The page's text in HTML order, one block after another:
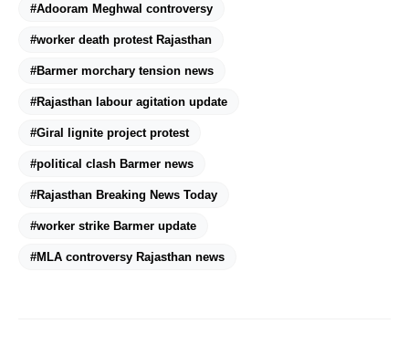
#Adooram Meghwal controversy
#worker death protest Rajasthan
#Barmer morchary tension news
#Rajasthan labour agitation update
#Giral lignite project protest
#political clash Barmer news
#Rajasthan Breaking News Today
#worker strike Barmer update
#MLA controversy Rajasthan news